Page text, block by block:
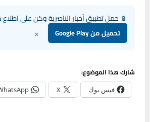
📱 حمل تطبيق أخبار الناصرية وكن على اطلاع
تحميل من Google Play ×
شارك هذا الموضوع:
فيس بوك X